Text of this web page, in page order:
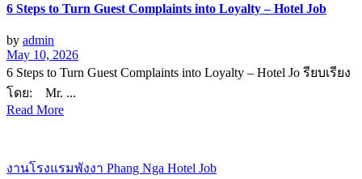
6 Steps to Turn Guest Complaints into Loyalty – Hotel Job
by admin
May 10, 2026
6 Steps to Turn Guest Complaints into Loyalty – Hotel Jo รียบเรียง
โดย: Mr. ...
Read More
งานโรงแรมพังงา Phang Nga Hotel Job